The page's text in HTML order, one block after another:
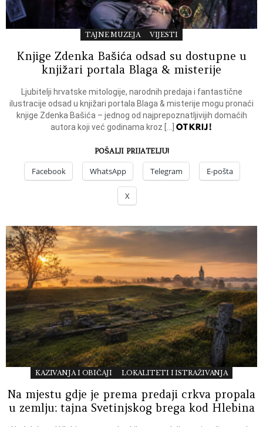
TAJNE MUZEJA VIJESTI
Knjige Zdenka Bašića odsad su dostupne u
knjižari portala Blaga & misterije
Ljubitelji hrvatske mitologije, narodnih predaja i fantastične
ilustracije odsad u knjižari portala Blaga & misterije mogu pronaći
knjige Zdenka Bašića – jednog od najprepoznatljivijih domaćih
autora koji već godinama kroz […] OTKRIJ!
POŠALJI PRIJATELJU!
Facebook WhatsApp Telegram E-pošta
X
KAZIVANJA I OBIČAJI LOKALITETI I ISTRAŽIVANJA
Na mjestu gdje je prema predaji crkva propala
u zemlju: tajna Svetinjskog brega kod Hlebina